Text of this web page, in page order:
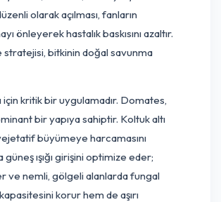
sağlığını, verimliliğini ve ürün
bağıl nem (%70'in üzeri),
%60-70 arasında tutularak
içinde etkili bir hava sirkülasyonu
transpirasyonunu teşvik ederek
Oidium lycopersici (Külleme) ve
camların düzenli olarak açılması,
yoğuşmayı önleyerek hastalık